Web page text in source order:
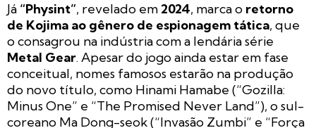
Já “Physint”, revelado em 2024, marca o retorno
de Kojima ao gênero de espionagem tática, que
o consagrou na indústria com a lendária série
Metal Gear. Apesar do jogo ainda estar em fase
conceitual, nomes famosos estarão na produção
do novo título, como Hinami Hamabe (“Gozilla:
Minus One” e “The Promised Never Land”), o sul-
coreano Ma Dong-seok (“Invasão Zumbi” e “Força